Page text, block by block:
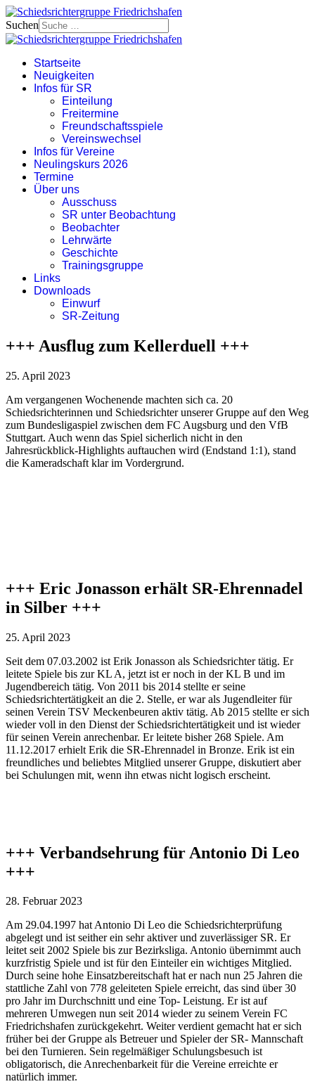
Suchen
Startseite
Neuigkeiten
Infos für SR
Einteilung
Freitermine
Freundschaftsspiele
Vereinswechsel
Infos für Vereine
Neulingskurs 2026
Termine
Über uns
Ausschuss
SR unter Beobachtung
Beobachter
Lehrwärte
Geschichte
Trainingsgruppe
Links
Downloads
Einwurf
SR-Zeitung
+++ Ausflug zum Kellerduell +++
25. April 2023
Am vergangenen Wochenende machten sich ca. 20
Schiedsrichterinnen und Schiedsrichter unserer Gruppe auf den Weg
zum Bundesligaspiel zwischen dem FC Augsburg und den VfB
Stuttgart. Auch wenn das Spiel sicherlich nicht in den
Jahresrückblick-Highlights auftauchen wird (Endstand 1:1), stand
die Kameradschaft klar im Vordergrund.
+++ Eric Jonasson erhält SR-Ehrennadel
in Silber +++
25. April 2023
Seit dem 07.03.2002 ist Erik Jonasson als Schiedsrichter tätig. Er
leitete Spiele bis zur KL A, jetzt ist er noch in der KL B und im
Jugendbereich tätig. Von 2011 bis 2014 stellte er seine
Schiedsrichtertätigkeit an die 2. Stelle, er war als Jugendleiter für
seinen Verein TSV Meckenbeuren aktiv tätig. Ab 2015 stellte er sich
wieder voll in den Dienst der Schiedsrichtertätigkeit und ist wieder
für seinen Verein anrechenbar. Er leitete bisher 268 Spiele. Am
11.12.2017 erhielt Erik die SR-Ehrennadel in Bronze. Erik ist ein
freundliches und beliebtes Mitglied unserer Gruppe, diskutiert aber
bei Schulungen mit, wenn ihn etwas nicht logisch erscheint.
+++ Verbandsehrung für Antonio Di Leo
+++
28. Februar 2023
Am 29.04.1997 hat Antonio Di Leo die Schiedsrichterprüfung
abgelegt und ist seither ein sehr aktiver und zuverlässiger SR. Er
leitet seit 2002 Spiele bis zur Bezirksliga. Antonio übernimmt auch
kurzfristig Spiele und ist für den Einteiler ein wichtiges Mitglied.
Durch seine hohe Einsatzbereitschaft hat er nach nun 25 Jahren die
stattliche Zahl von 778 geleiteten Spiele erreicht, das sind über 30
pro Jahr im Durchschnitt und eine Top- Leistung. Er ist auf
mehreren Umwegen nun seit 2014 wieder zu seinem Verein FC
Friedrichshafen zurückgekehrt. Weiter verdient gemacht hat er sich
früher bei der Gruppe als Betreuer und Spieler der SR- Mannschaft
bei den Turnieren. Sein regelmäßiger Schulungsbesuch ist
obligatorisch, die Anrechenbarkeit für die Vereine erreichte er
natürlich immer.